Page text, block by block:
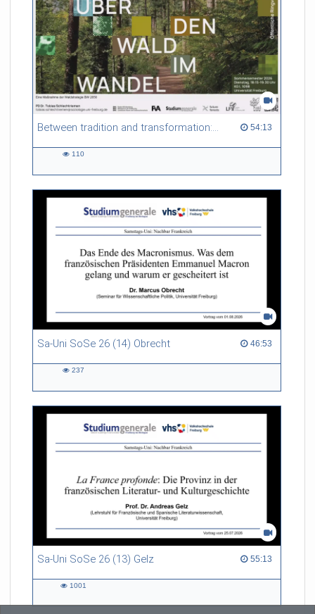
Between tradition and transformation: how owners, advisers and institutions co-create knowledge for resilient forests in Europe 54:13
54:13 duration
110
Sa-Uni SoSe 26 (14) Obrecht 46:53
46:53 duration
237
Sa-Uni SoSe 26 (13) Gelz 55:13
55:13 duration
1001